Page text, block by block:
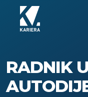
RADNIK